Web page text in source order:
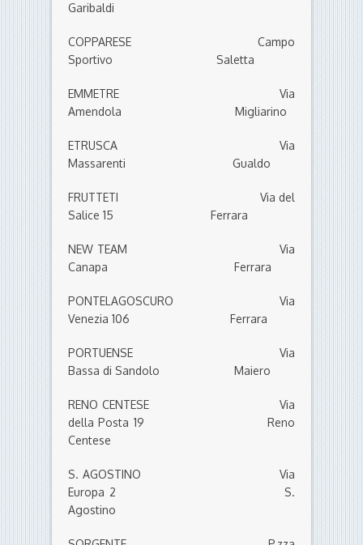
Garibaldi
COPPARESE Campo
Sportivo Saletta
EMMETRE Via
Amendola Migliarino
ETRUSCA Via
Massarenti Gualdo
FRUTTETI Via del
Salice 15 Ferrara
NEW TEAM Via
Canapa Ferrara
PONTELAGOSCURO Via
Venezia 106 Ferrara
PORTUENSE Via
Bassa di Sandolo Maiero
RENO CENTESE Via
della Posta 19 Reno
Centese
S. AGOSTINO Via
Europa 2 S.
Agostino